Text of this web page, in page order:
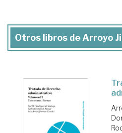
Otros libros de Arroyo